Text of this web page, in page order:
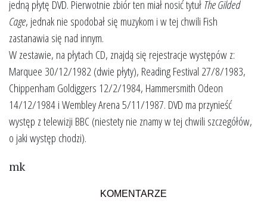
jedną płytę DVD. Pierwotnie zbiór ten miał nosić tytułThe Gilded
Cage, jednak nie spodobał się muzykom i w tej chwili Fish
zastanawia się nad innym.
W zestawie, na płytach CD, znajdą się rejestracje występów z:
Marquee 30/12/1982 (dwie płyty), Reading Festival 27/8/1983,
Chippenham Goldiggers 12/2/1984, Hammersmith Odeon
14/12/1984 i Wembley Arena 5/11/1987. DVD ma przynieść
występ z telewizji BBC (niestety nie znamy w tej chwili szczegółów,
o jaki występ chodzi).
mk
KOMENTARZE